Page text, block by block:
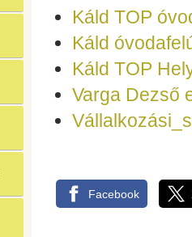
Káld TOP
Káld
Káld TOP
Varga Dezső
Facebook